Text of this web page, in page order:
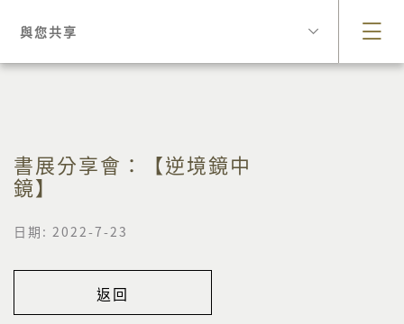
與您共享
書展分享會：【逆境鏡中
鏡】
日期: 2022-7-23
返回